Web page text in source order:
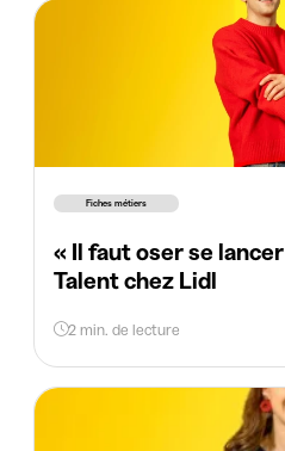
Fiches métiers
« Il faut oser se
Talent chez Lidl
2 min. de lecture